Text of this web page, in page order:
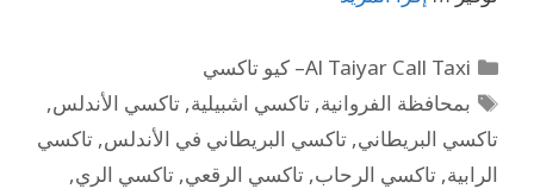
Al Taiyar Call Taxi– كيو تاكسي
بمحافظة الفروانية,تاكسي اشبيلية,تاكسي الأندلس,
تاكسي البريطاني, تاكسي البريطاني في الأندلس, تاكسي
الرابية, تاكسي الرحاب, تاكسي الرقعي, تاكسي الري,